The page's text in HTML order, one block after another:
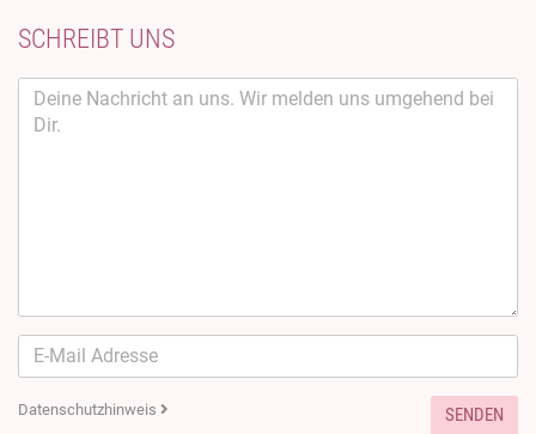
SCHREIBT UNS
Datenschutzhinweis SENDEN